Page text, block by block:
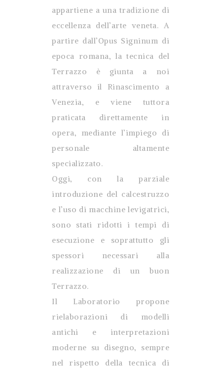
appartiene a una tradizione di
eccellenza dell’arte veneta. A
partire dall’Opus Signinum di
epoca romana, la tecnica del
Terrazzo è giunta a noi
attraverso il Rinascimento a
Venezia, e viene tuttora
praticata direttamente in
opera, mediante l’impiego di
personale altamente
specializzato.
Oggi, con la parziale
introduzione del calcestruzzo
e l’uso di macchine levigatrici,
sono stati ridotti i tempi di
esecuzione e soprattutto gli
spessori necessari alla
realizzazione di un buon
Terrazzo.
Il Laboratorio propone
rielaborazioni di modelli
antichi e interpretazioni
moderne su disegno, sempre
nel rispetto della tecnica di